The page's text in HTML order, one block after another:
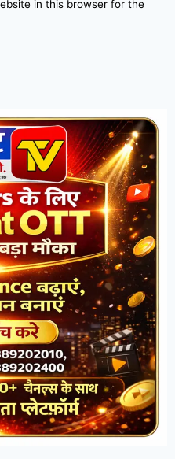
in this browser for the